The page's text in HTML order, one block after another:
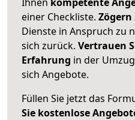
einer Checkliste. Zögern
Dienste in Anspruch zu
sich zurück. Vertrauen
Erfahrung in der
sich Angebote.
Füllen Sie jetzt das
Sie kostenlose